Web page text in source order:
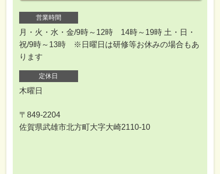
営業時間
月・火・水・金/9時～12時 14時～19時 土・日・
祝/9時～13時 ※日曜日は研修等お休みの場合もあ
ります
定休日
木曜日
〒849-2204
佐賀県武雄市北方町大字大崎2110-10